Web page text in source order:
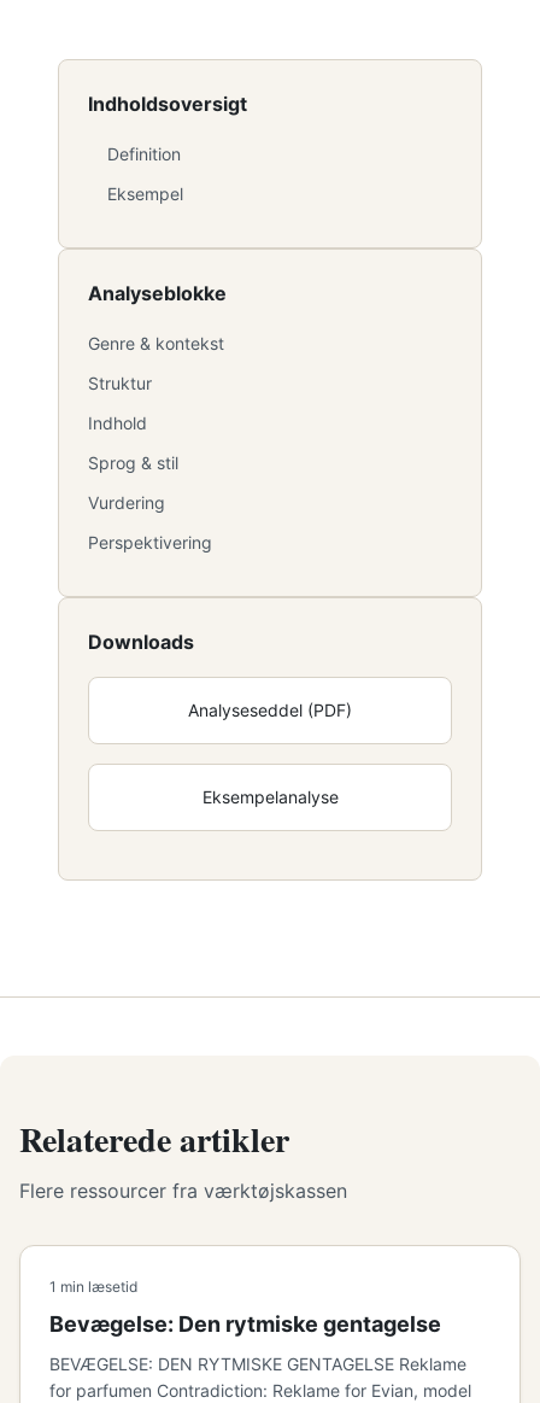
Indholdsoversigt
Definition
Eksempel
Analyseblokke
Genre & kontekst
Struktur
Indhold
Sprog & stil
Vurdering
Perspektivering
Downloads
Analyseseddel (PDF)
Eksempelanalyse
Relaterede artikler
Flere ressourcer fra værktøjskassen
1 min læsetid
Bevægelse: Den rytmiske gentagelse
BEVÆGELSE: DEN RYTMISKE GENTAGELSE Reklame
for parfumen Contradiction: Reklame for Evian, model